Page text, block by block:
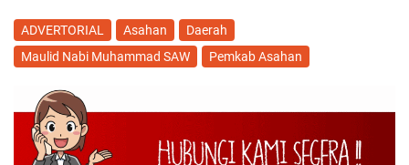
ADVERTORIAL Asahan
Daerah
Maulid Nabi Muhammad SAW
Pemkab Asahan